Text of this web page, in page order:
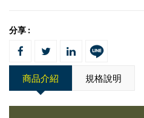
分享 :
商品介紹 規格說明